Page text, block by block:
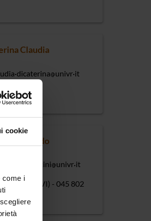
cookie
come i
Claudia
dicaterina univr it
Riccardo
fiorentini univr it
393934 (VI) - 045 802